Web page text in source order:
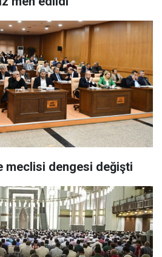
meclisi dengesi değişti